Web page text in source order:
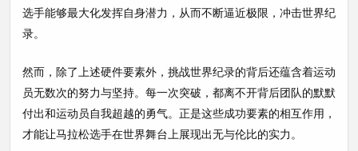
选手能够最大化发挥自身潜力，从而不断逼近极限，冲击世界纪
录。
然而，除了上述硬件要素外，挑战世界纪录的背后还蕴含着运动
员无数次的努力与坚持。每一次突破，都离不开背后团队的默默
付出和运动员自我超越的勇气。正是这些成功要素的相互作用，
才能让马拉松选手在世界舞台上展现出无与伦比的实力。